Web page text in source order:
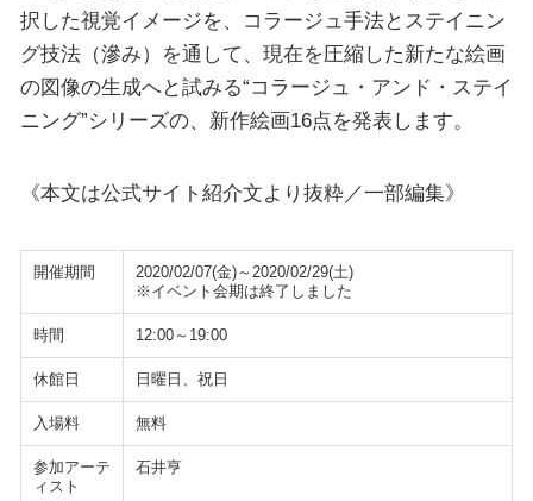
択した視覚イメージを、コラージュ手法とステイニン
グ技法（滲み）を通して、現在を圧縮した新たな絵画
の図像の生成へと試みる“コラージュ・アンド・ステイ
ニング”シリーズの、新作絵画16点を発表します。
《本文は公式サイト紹介文より抜粋／一部編集》
開催期間
2020/02/07(金)～2020/02/29(土)
※イベント会期は終了しました
時間 12:00～19:00
休館日 日曜日、祝日
入場料 無料
参加アーテ
ィスト
石井亨